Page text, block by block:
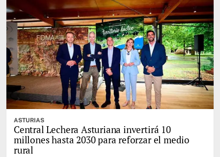
ASTURIAS
Central Lechera Asturiana invertirá 10
millones hasta 2030 para reforzar el medio
rural